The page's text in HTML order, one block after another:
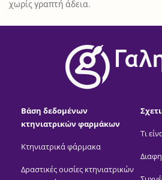
χωρίς γραπτή άδεια.
Βάση δεδομένων
κτηνιατρικών φαρμάκων
Κτηνιατρικά φάρμακα
Δραστικές ουσίες κτηνιατρικών
Τι